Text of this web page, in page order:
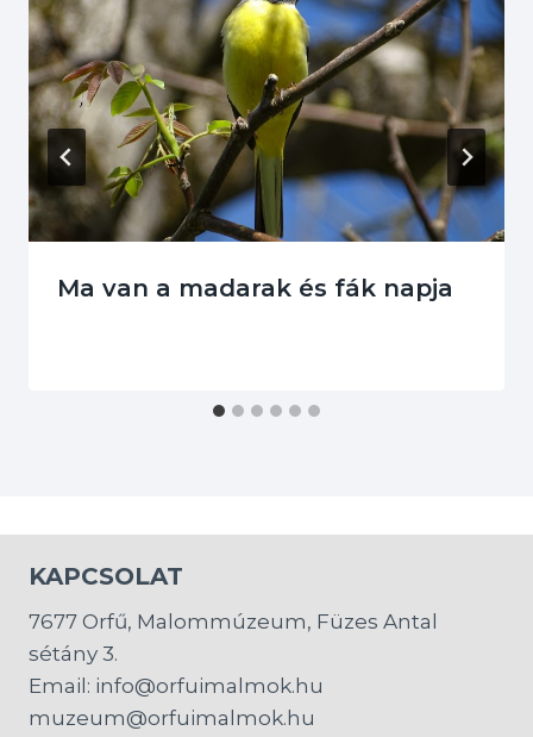
Ma van a madarak és fák napja
KAPCSOLAT
7677 Orfű, Malommúzeum, Füzes Antal
sétány 3.
Email: info@orfuimalmok.hu
muzeum@orfuimalmok.hu